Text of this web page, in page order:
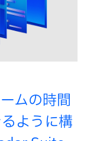
ムの時間
ように構